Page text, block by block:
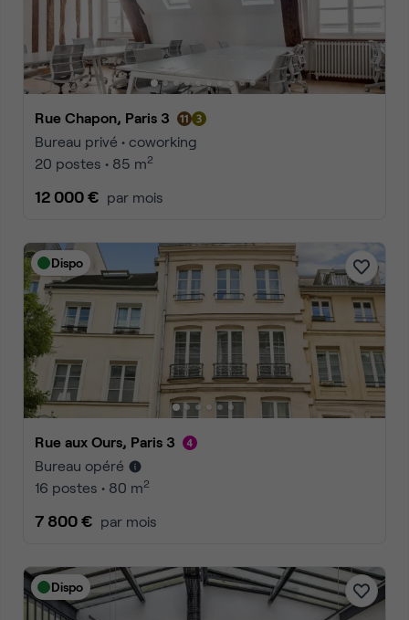
Rue Chapon, Paris 3
Bureau privé • coworking
20 postes • 85 m2
12 000 € par mois
Dispo
Rue aux Ours, Paris 3
Bureau opéré
16 postes • 80 m2
7 800 € par mois
Dispo